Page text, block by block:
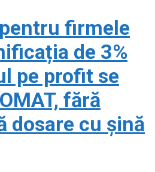
firmele
de 3%
pe profit se
fără
dosare cu șină